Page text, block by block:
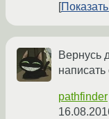
Вернусь
pathfinder